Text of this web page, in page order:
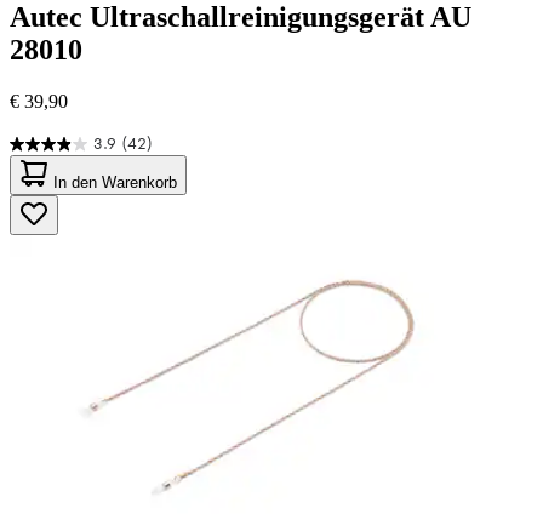
Autec Ultraschallreinigungsgerät AU
28010
€ 39,90
3.9 (42)
3.9
von
5
Sternen.
42
In den Warenkorb